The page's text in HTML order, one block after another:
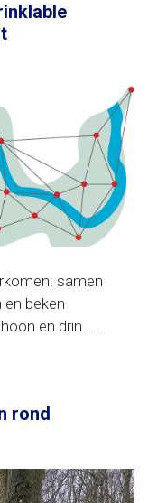
samen
beken
en drin......
rond